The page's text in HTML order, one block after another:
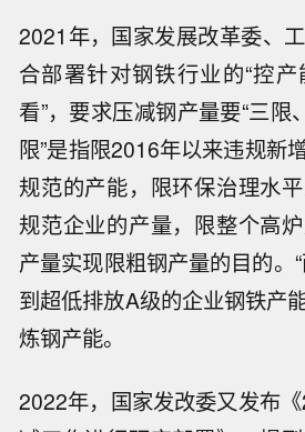
2021年，国家发展改革委、
合部署针对钢铁行业的“控
看”，要求压减钢产量要“三限
限”是指限2016年以来违规新
规范的产能，限环保治理水
规范企业的产量，限整个高
产量实现限粗钢产量的目的。
到超低排放A级的企业钢铁产
炼钢产能。
2022年，国家发改委又发布